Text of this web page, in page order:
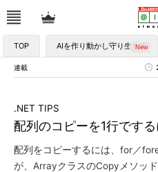
TOP AIを作り動かし守り生かす
連載
配列のコピーを1行でする
.NET TIPS
配列をコピーするには、for／
が、ArrayクラスのCopyメソッ